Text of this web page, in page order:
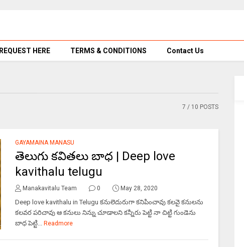
REQUEST HERE TERMS & CONDITIONS Contact Us
7 / 10 POSTS
GAYAMAINA MANASU
తెలుగు కవితలు బాధ | Deep love
kavithalu telugu
Manakavitalu Team 0 May 28, 2020
Deep love kavithalu in Telugu కనులెదురుగా కనిపించావు కలవై కనులను
కలవర పరిచావు ఆ కనులు నిన్ను చూడాలని కన్నీరు పెట్టి నా చిట్టి గుండెను
బాధ పెట్టి... Readmore